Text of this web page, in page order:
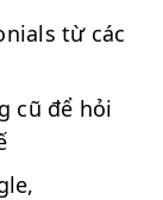
từ các
cũ để hỏi